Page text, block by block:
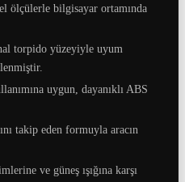
ölçülerle bilgisayar ortamında
torpido yüzeyiyle uyum
uygun, dayanıklı ABS
takip eden formuyla aracın
ve güneş ışığına karşı